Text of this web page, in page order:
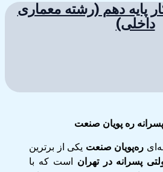
پایه دهم (رشته معماری
داخلی)
ره پویان صنعت
ره‌پویان صنعت یکی از برترین
پسرانه در تهران است که با